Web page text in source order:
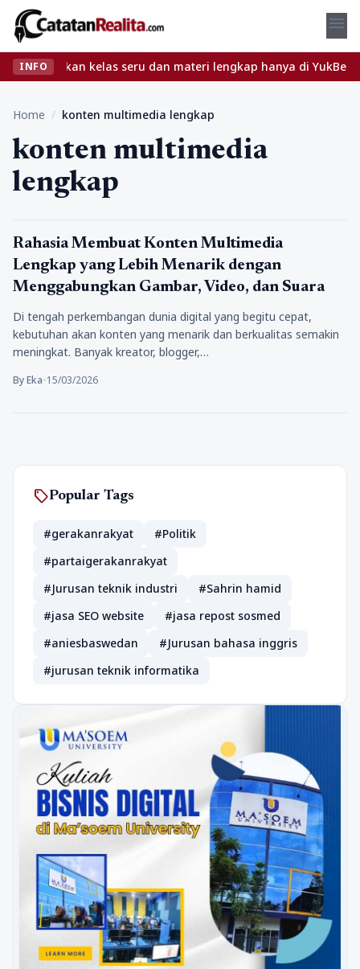
menu
INFO
Temukan kelas seru dan materi lengkap hanya di
Home / konten multimedia lengkap
konten multimedia
lengkap
Tips
Rahasia Membuat Konten Multimedia
Lengkap yang Lebih Menarik dengan
Menggabungkan Gambar, Video, dan Suara
Di tengah perkembangan dunia digital yang begitu cepat,
kebutuhan akan konten yang menarik dan berkualitas semakin
meningkat. Banyak kreator, blogger,…
By Eka•15/03/2026
sellPopular Tags
#gerakanrakyat
#Politik
#partaigerakanrakyat
#Jurusan teknik industri
#Sahrin hamid
#jasa SEO website
#jasa repost sosmed
#aniesbaswedan
#Jurusan bahasa inggris
#jurusan teknik informatika